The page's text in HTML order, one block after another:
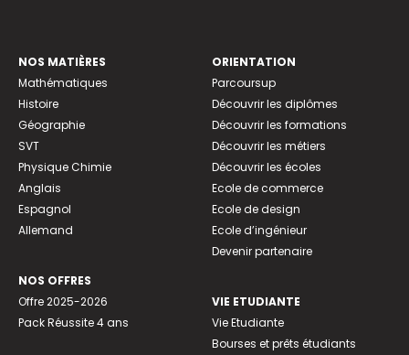
NOS MATIÈRES
Mathématiques
Histoire
Géographie
SVT
Physique Chimie
Anglais
Espagnol
Allemand
NOS OFFRES
Offre 2025-2026
Pack Réussite 4 ans
ORIENTATION
Parcoursup
Découvrir les diplômes
Découvrir les formations
Découvrir les métiers
Découvrir les écoles
Ecole de commerce
Ecole de design
Ecole d’ingénieur
Devenir partenaire
VIE ETUDIANTE
Vie Etudiante
Bourses et prêts étudiants